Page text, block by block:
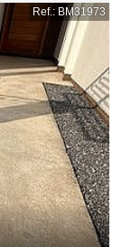
Ref.: BM31973